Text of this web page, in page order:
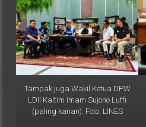
Tampak juga Wakil Ketua DPW
LDII Kaltim Imam Sujono Lutfi
(paling kanan). Foto: LINES